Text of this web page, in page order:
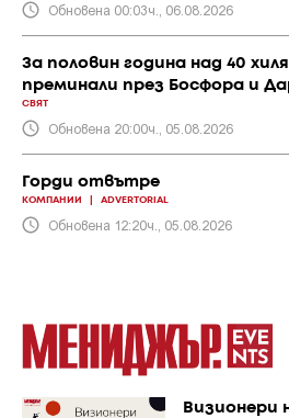
Обновена 00:03ч., 06.08.2026
За половин година над 40
преминали през Босфора и
СВЯТ
Обновена 20:00ч., 05.08.2026
Горди отвътре
КОМПАНИИ ADVERTORIAL
Обновена 12:20ч., 05.08.2026
Визионери